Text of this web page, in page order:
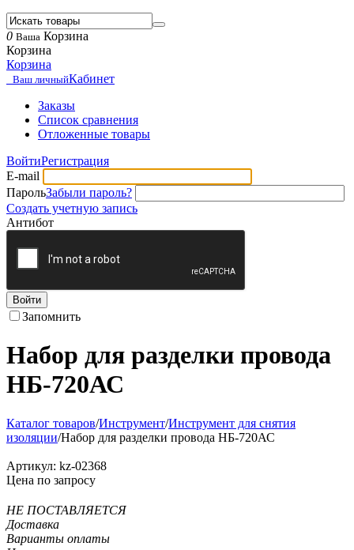
0 Ваша Корзина
Корзина
Корзина
Ваш личныйКабинет
Заказы
Список сравнения
Отложенные товары
ВойтиРегистрация
E-mail
ПарольЗабыли пароль?
Создать учетную запись
Антибот
Войти
Запомнить
Набор для разделки провода
НБ-720АС
Каталог товаров/Инструмент/Инструмент для снятия
изоляции/Набор для разделки провода НБ-720АС
Артикул: kz-02368
Цена по запросу
НЕ ПОСТАВЛЯЕТСЯ
Доставка
Варианты оплаты